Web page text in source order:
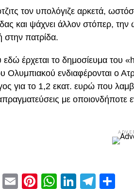
τον υπολόγιζε αρκετά,
και ψάχνει άλλον στόπερ,
στην πατρίδα.
εδώ έρχεται το δημοσίευμα του
Ολυμπιακού ενδιαφέρονται ο
για το 1,2 εκατ. ευρώ που
με οποιονδήποτε
Twitter
EmailPinterest
WhatsApp
LinkedIn